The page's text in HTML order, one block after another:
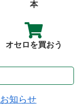
本
オセロを買おう
お知らせ